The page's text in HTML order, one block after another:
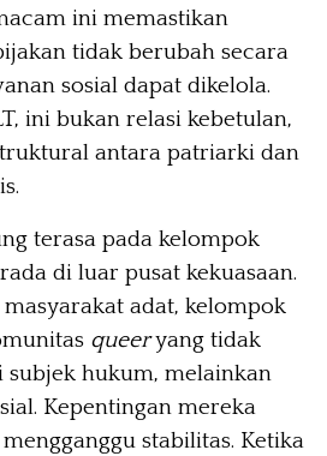
ini memastikan
tidak berubah secara
sosial dapat dikelola.
ini bukan relasi kebetulan,
antara patriarki dan
terasa pada kelompok
di luar pusat kekuasaan.
adat, kelompok
queeryang tidak
subjek hukum, melainkan
Kepentingan mereka
stabilitas. Ketika